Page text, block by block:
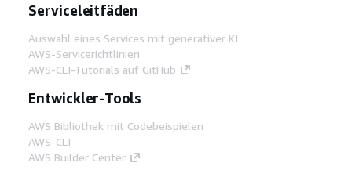
Serviceleitfäden
Auswahl eines Services mit generativer KI
AWS-Servicerichtlinien
AWS-CLI-Tutorials auf GitHub
Entwickler-Tools
AWS Bibliothek mit Codebeispielen
AWS-CLI
AWS Builder Center